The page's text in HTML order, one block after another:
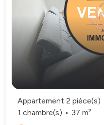
Appartement 2 pièce(s)
1 chambre(s)
37 m²